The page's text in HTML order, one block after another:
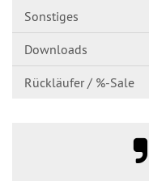
Sonstiges
Downloads
Rückläufer / %-Sale